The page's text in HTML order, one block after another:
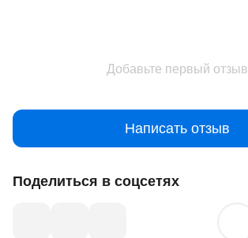
Добавьте первый отзыв
Написать отзыв
Поделиться в соцсетях